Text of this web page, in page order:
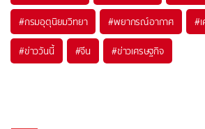
#กรมอุตุนิยมวิทยา #พยากรณ์อากาศ #
#ข่าววันนี้ #จีน #ข่าวเศรษฐกิจ